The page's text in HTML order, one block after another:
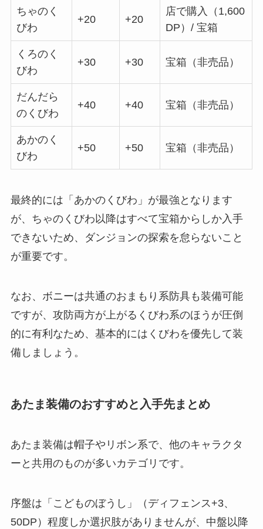
ちゃのく
びわ
+20 +20
店で購入（1,600
DP）/ 宝箱
くろのく
びわ
+30 +30 宝箱（非売品）
だんだら
のくびわ
+40 +40 宝箱（非売品）
あかのく
びわ
+50 +50 宝箱（非売品）
最終的には「あかのくびわ」が最強となります
が、ちゃのくびわ以降はすべて宝箱からしか入手
できないため、ダンジョンの探索を怠らないこと
が重要です。
なお、ボニーは共通のおまもり系防具も装備可能
ですが、攻防両方が上がるくびわ系のほうが圧倒
的に有利なため、基本的にはくびわを優先して装
備しましょう。
あたま装備のおすすめと入手先まとめ
あたま装備は帽子やリボン系で、他のキャラクタ
ーと共用のものが多いカテゴリです。
序盤は「こどものぼうし」（ディフェンス+3、
50DP）程度しか選択肢がありませんが、中盤以降